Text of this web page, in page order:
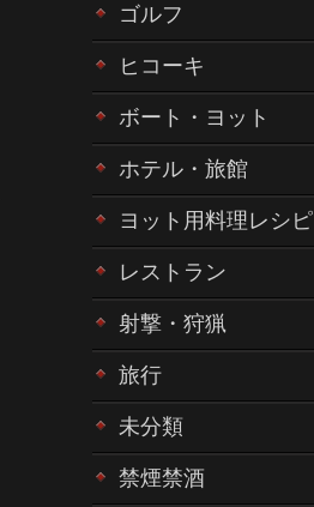
ゴルフ
ヒコーキ
ボート・ヨット
ホテル・旅館
ヨット用料理レシピ
レストラン
射撃・狩猟
旅行
未分類
禁煙禁酒